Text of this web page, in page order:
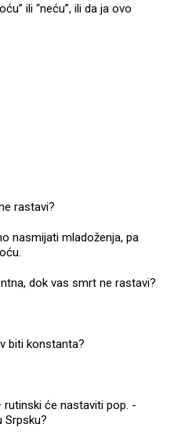
ili “neću”, ili da ja ovo
rastavi?
nasmijati mladoženja, pa
dok vas smrt ne rastavi?
biti konstanta?
će nastaviti pop. -
Srpsku?